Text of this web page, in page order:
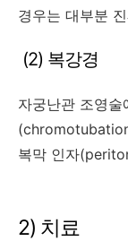
경우는 대부분
(2) 복강경
자궁난관 조영
복막 인자
2) 치료